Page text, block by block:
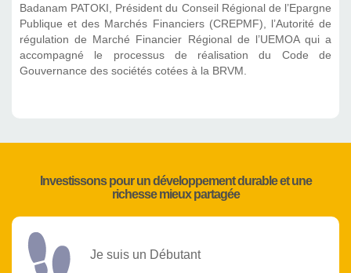
Badanam PATOKI, Président du Conseil Régional de l’Epargne
Publique et des Marchés Financiers (CREPMF), l’Autorité de
régulation de Marché Financier Régional de l’UEMOA qui a
accompagné le processus de réalisation du Code de
Gouvernance des sociétés cotées à la BRVM.
Investissons pour un développement durable et une
richesse mieux partagée
Je suis un Débutant